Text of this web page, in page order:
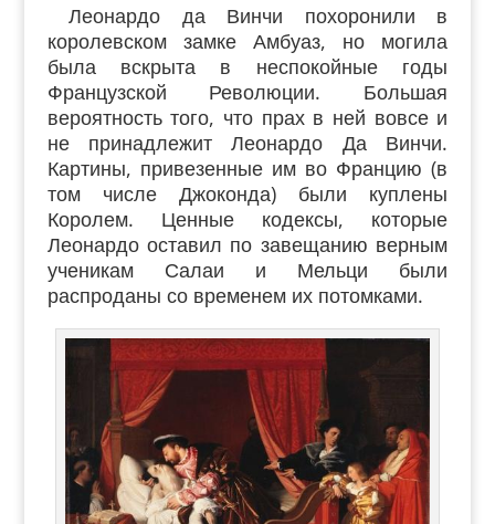
Леонардо да Винчи похоронили в
королевском замке Амбуаз, но могила
была вскрыта в неспокойные годы
Французской Революции. Большая
вероятность того, что прах в ней вовсе и
не принадлежит Леонардо Да Винчи.
Картины, привезенные им во Францию (в
том числе Джоконда) были куплены
Королем. Ценные кодексы, которые
Леонардо оставил по завещанию верным
ученикам Салаи и Мельци были
распроданы со временем их потомками.